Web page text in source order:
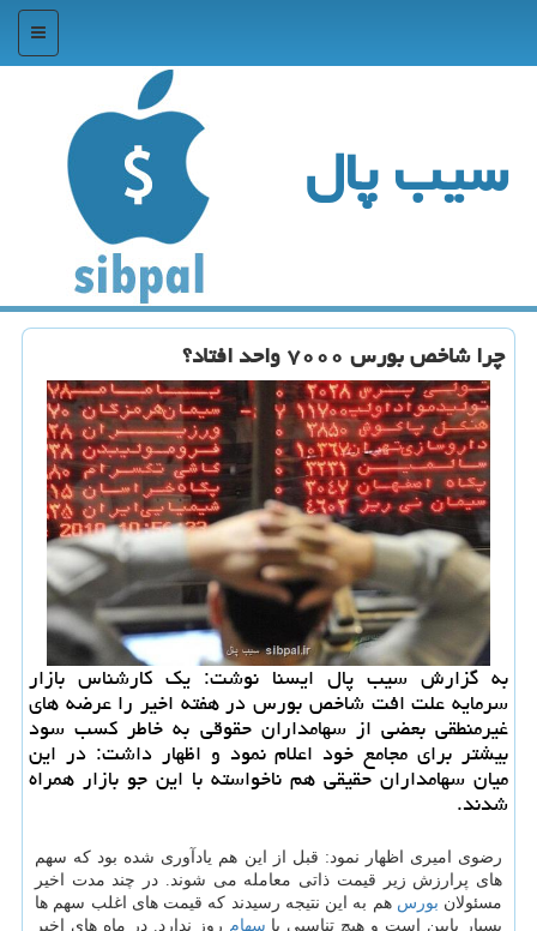
منو
سیب پال
چرا شاخص بورس ۷۰۰۰ واحد افتاد؟
به گزارش سیب پال ایسنا نوشت: یك كارشناس بازار
سرمایه علت افت شاخص بورس در هفته اخیر را عرضه های
غیرمنطقی بعضی از سهامداران حقوقی به خاطر كسب سود
بیشتر برای مجامع خود اعلام نمود و اظهار داشت: در این
میان سهامداران حقیقی هم ناخواسته با این جو بازار همراه
شدند.
رضوی امیری اظهار نمود: قبل از این هم یادآوری شده بود كه سهم
های پرارزش زیر قیمت ذاتی معامله می شوند. در چند مدت اخیر
مسئولان بورس هم به این نتیجه رسیدند كه قیمت های اغلب سهم ها
بسیار پایین است و هیچ تناسبی با سهام روز ندارد. در ماه های اخیر